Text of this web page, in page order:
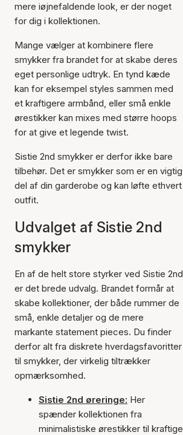
mere iøjnefaldende look, er der noget
for dig i kollektionen.
Mange vælger at kombinere flere
smykker fra brandet for at skabe deres
eget personlige udtryk. En tynd kæde
kan for eksempel styles sammen med
et kraftigere armbånd, eller små enkle
ørestikker kan mixes med større hoops
for at give et legende twist.
Sistie 2nd smykker er derfor ikke bare
tilbehør. Det er smykker som er en vigtig
del af din garderobe og kan løfte ethvert
outfit.
Udvalget af Sistie 2nd
smykker
En af de helt store styrker ved Sistie 2nd
er det brede udvalg. Brandet formår at
skabe kollektioner, der både rummer de
små, enkle detaljer og de mere
markante statement pieces. Du finder
derfor alt fra diskrete hverdagsfavoritter
til smykker, der virkelig tiltrækker
opmærksomhed.
Sistie 2nd øreringe: Her
spænder kollektionen fra
minimalistiske ørestikker til kraftige